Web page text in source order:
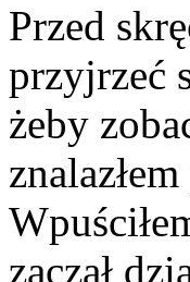
Przed
przyjrzeć
żeby
zaczął